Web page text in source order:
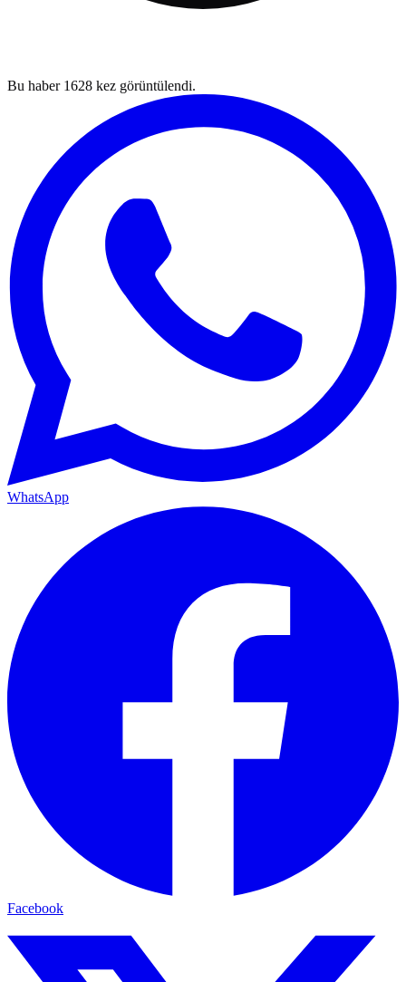
Bu haber 1628 kez görüntülendi.
WhatsApp
Facebook